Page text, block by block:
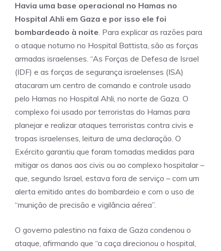
Havia uma base operacional no Hamas no
Hospital Ahli em Gaza e por isso ele foi
bombardeado à noite. Para explicar as razões para
o ataque noturno no Hospital Battista, são as forças
armadas israelenses. “As Forças de Defesa de Israel
(IDF) e as forças de segurança israelenses (ISA)
atacaram um centro de comando e controle usado
pelo Hamas no Hospital Ahli, no norte de Gaza. O
complexo foi usado por terroristas do Hamas para
planejar e realizar ataques terroristas contra civis e
tropas israelenses, leitura de uma declaração. O
Exército garantiu que foram tomadas medidas para
mitigar os danos aos civis ou ao complexo hospitalar –
que, segundo Israel, estava fora de serviço – com um
alerta emitido antes do bombardeio e com o uso de
“munição de precisão e vigilância aérea”.
O governo palestino na faixa de Gaza condenou o
ataque, afirmando que “a caça direcionou o hospital,